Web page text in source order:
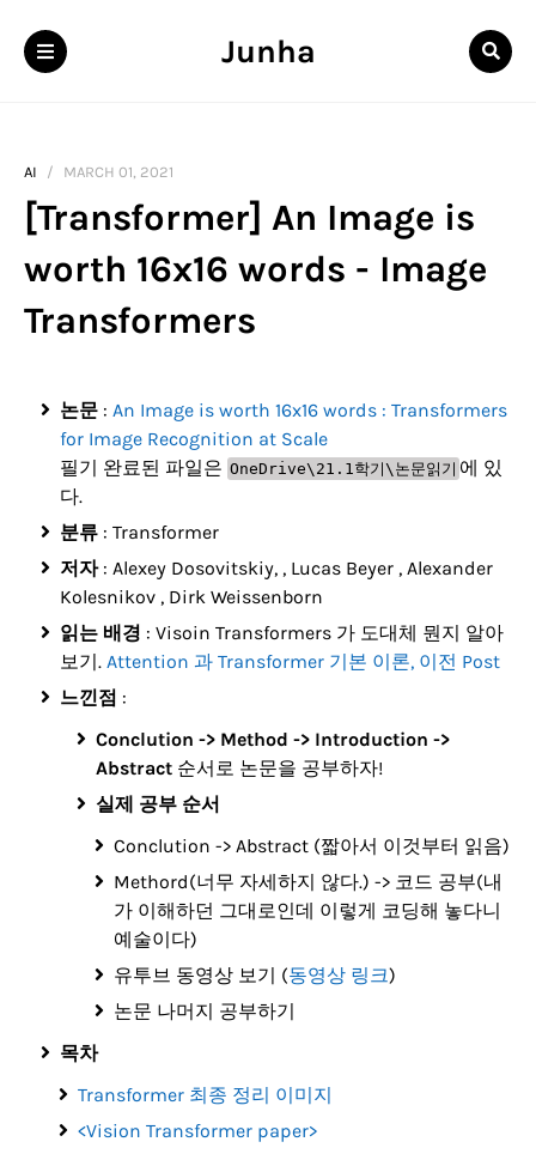
Junha
AI MARCH 01, 2021
[Transformer] An Image is
worth 16x16 words - Image
Transformers
논문 : An Image is worth 16x16 words : Transformers
for Image Recognition at Scale
필기 완료된 파일은 OneDrive\21.1학기\논문읽기 에 있
다.
분류 : Transformer
저자: Alexey Dosovitskiy, , Lucas Beyer , Alexander
Kolesnikov , Dirk Weissenborn
읽는 배경 : Visoin Transformers 가 도대체 뭔지 알아
보기. Attention 과 Transformer 기본 이론, 이전 Post
느낀점 :
Conclution -> Method -> Introduction ->
Abstract 순서로 논문을 공부하자!
실제 공부 순서
Conclution -> Abstract (짧아서 이것부터 읽음)
Methord(너무 자세하지 않다.) -> 코드 공부(내
가 이해하던 그대로인데 이렇게 코딩해 놓다니
예술이다)
유투브 동영상 보기 (동영상 링크)
논문 나머지 공부하기
목차
Transformer 최종 정리 이미지
<Vision Transformer paper>